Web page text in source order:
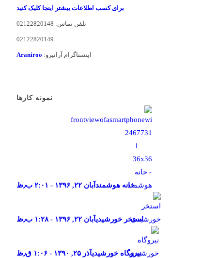
برای کسب اطلاعات بیشتر اینجا کلیک کنید
تلفن تماس: 02122820148
02122820149
اینستاگرام آرانیرو: Araniroo
نمونه کارها
خانه هوشمند آبان ۲۲, ۱۳۹۶ - ۲:۰۱ ب٫ظ
استخر خورشیدیآبان ۲۲, ۱۳۹۶ - ۱:۲۸ ب٫ظ
نیروگاه خورشیدیآذر ۲۵, ۱۳۹۰ - ۱:۰۶ ق٫ظ